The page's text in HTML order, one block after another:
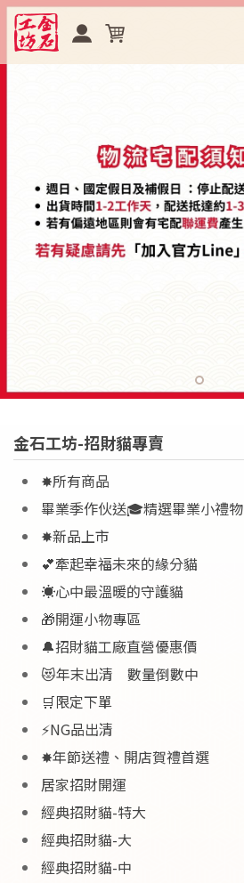
金石工坊-招財貓專賣
✸所有商品
畢業季作伙送🎓精選畢業小禮物
✸新品上市
💕牽起幸福未來的緣分貓
☀️心中最溫暖的守護貓
🎁開運小物專區
🔔招財貓工廠直營優惠價
😻年末出清 數量倒數中
🛒限定下單
⚡NG品出清
✸年節送禮、開店賀禮首選
居家招財開運
經典招財貓-特大
經典招財貓-大
經典招財貓-中